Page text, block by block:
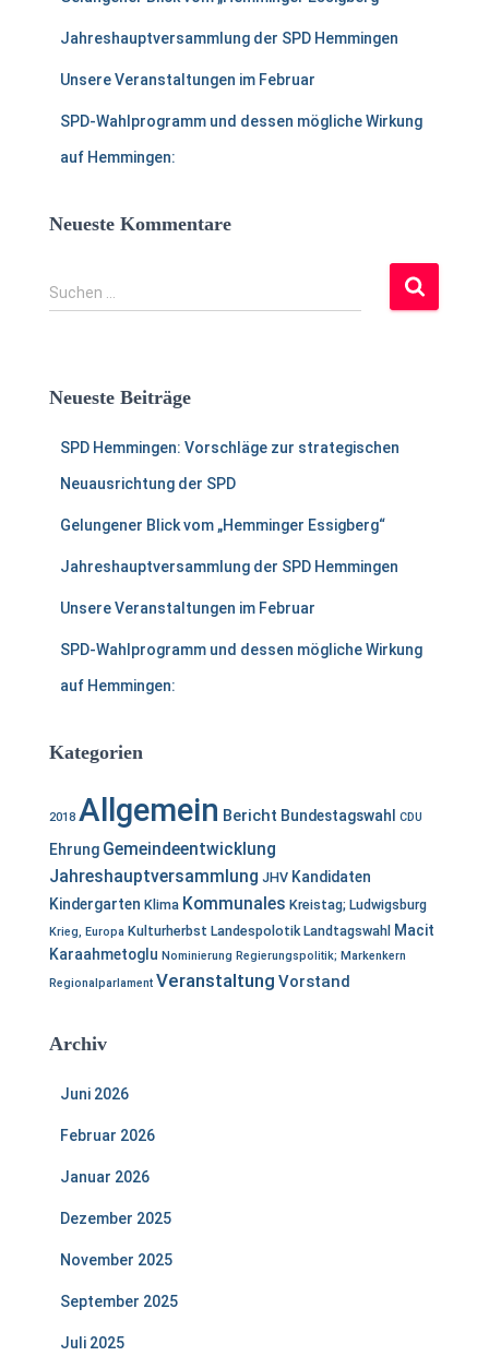
Jahreshauptversammlung der SPD Hemmingen
Unsere Veranstaltungen im Februar
SPD-Wahlprogramm und dessen mögliche Wirkung
auf Hemmingen:
Neueste Kommentare
S
u
n
Suchen …
Neueste Beiträge
SPD Hemmingen: Vorschläge zur strategischen
Neuausrichtung der SPD
Gelungener Blick vom „Hemminger Essigberg“
Jahreshauptversammlung der SPD Hemmingen
Unsere Veranstaltungen im Februar
SPD-Wahlprogramm und dessen mögliche Wirkung
auf Hemmingen:
Kategorien
2018 Allgemein Bericht Bundestagswahl CDU
Ehrung Gemeindeentwicklung
Jahreshauptversammlung JHV Kandidaten
Kindergarten Klima Kommunales Kreistag; Ludwigsburg
Krieg, Europa Kulturherbst Landespolotik Landtagswahl Macit
Karaahmetoglu Nominierung Regierungspolitik; Markenkern
Regionalparlament Veranstaltung Vorstand
Archiv
Juni 2026
Februar 2026
Januar 2026
Dezember 2025
November 2025
September 2025
Juli 2025